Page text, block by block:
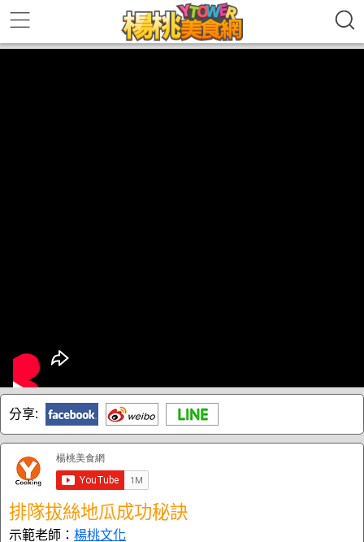
分享:
排隊拔絲地瓜成功秘訣
示範老師： 楊桃文化